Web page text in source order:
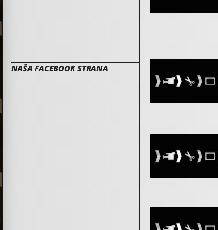
NAŠA FACEBOOK STRANA